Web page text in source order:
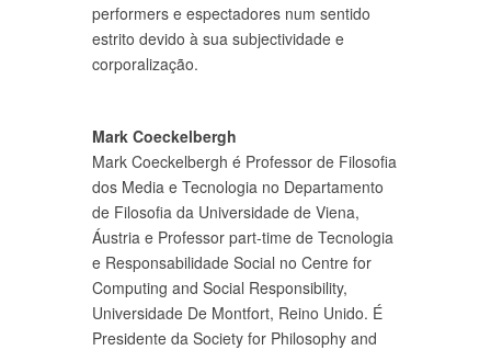
performers e espectadores num sentido
estrito devido à sua subjectividade e
corporalização.
Mark Coeckelbergh
Mark Coeckelbergh é Professor de Filosofia
dos Media e Tecnologia no Departamento
de Filosofia da Universidade de Viena,
Áustria e Professor part-time de Tecnologia
e Responsabilidade Social no Centre for
Computing and Social Responsibility,
Universidade De Montfort, Reino Unido. É
Presidente da Society for Philosophy and